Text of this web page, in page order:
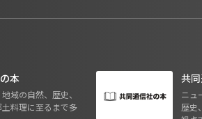
本
域の自然、歴史、
料理に至るまで多
共
ニュ
歴史